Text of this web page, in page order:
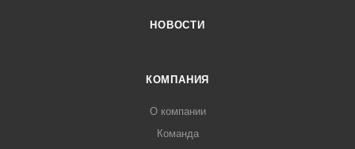
НОВОСТИ
КОМПАНИЯ
О компании
Команда